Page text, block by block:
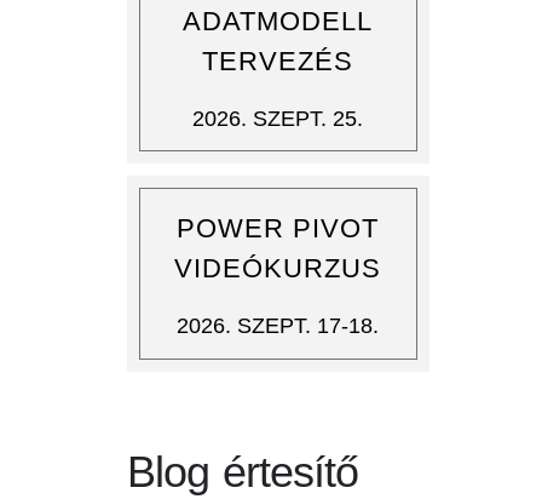
ADATMODELL
TERVEZÉS
2026. SZEPT. 25.
POWER PIVOT
VIDEÓKURZUS
2026. SZEPT. 17-18.
Blog értesítő